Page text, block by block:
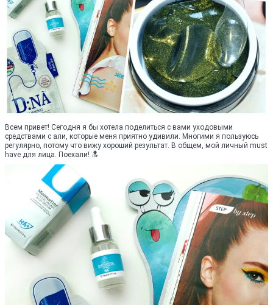
Всем привет! Сегодня я бы хотела поделиться с вами уходовыми
средствами с али, которые меня приятно удивили. Многими я пользуюсь
регулярно, потому что вижу хороший результат. В общем, мой личный must
have для лица. Поехали! 🔝